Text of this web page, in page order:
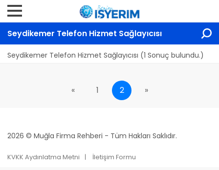
Seydikemer Telefon Hizmet Sağlayıcısı
Seydikemer Telefon Hizmet Sağlayıcısı (1 Sonuç bulundu.)
« 1 2 »
2026 © Muğla Firma Rehberi - Tüm Hakları Saklıdır.
KVKK Aydınlatma Metni İletişim Formu